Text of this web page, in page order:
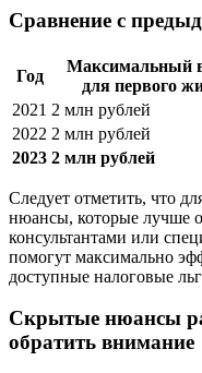
Сравнение с
Год
Максимальный
для первого
2021 2 млн рублей
2022 2 млн рублей
2023 2 млн рублей
Следует отметить, что
нюансы, которые лучше
консультантами или
помогут максимально
доступные налоговые
Скрытые нюансы
обратить внимание